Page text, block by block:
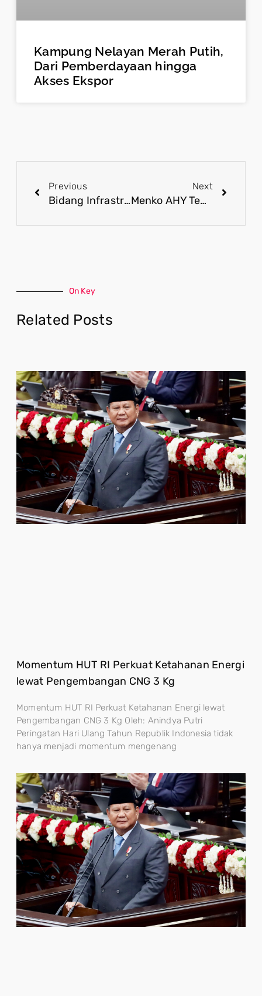
Kampung Nelayan Merah Putih,
Dari Pemberdayaan hingga
Akses Ekspor
Previous
Bidang Infrastruktur Gemilang, Kepuasan Publik Setahun Pemerintahan Prabowo Lampaui 83 Persen
Next
Menko AHY Tegaskan Komitmen Pemerintah Bangun Infrastruktur dan SDM di Tahun Pertama Prabowo-Gibran
On Key
Related Posts
Momentum HUT RI Perkuat Ketahanan Energi
lewat Pengembangan CNG 3 Kg
Momentum HUT RI Perkuat Ketahanan Energi lewat
Pengembangan CNG 3 Kg Oleh: Anindya Putri
Peringatan Hari Ulang Tahun Republik Indonesia tidak
hanya menjadi momentum mengenang